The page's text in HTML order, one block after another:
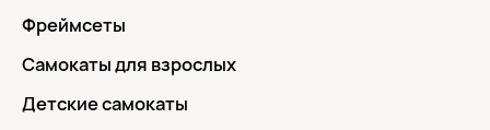
Фреймсеты
Самокаты для взрослых
Детские самокаты